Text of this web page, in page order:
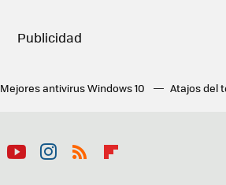
Mejores antivirus Windows 10 Atajos del